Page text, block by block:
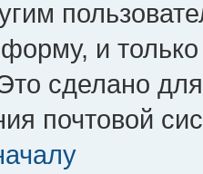
и
сделано
почтовой